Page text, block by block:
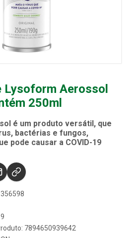
Lysoform Aerossol
250ml
é um produto versátil, que
bactérias e fungos,
pode causar a COVID-19
7894650939642